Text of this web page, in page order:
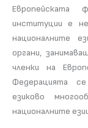
Европейската
институции е
националните
органи,
членки на
Федерацията
езиково
националните